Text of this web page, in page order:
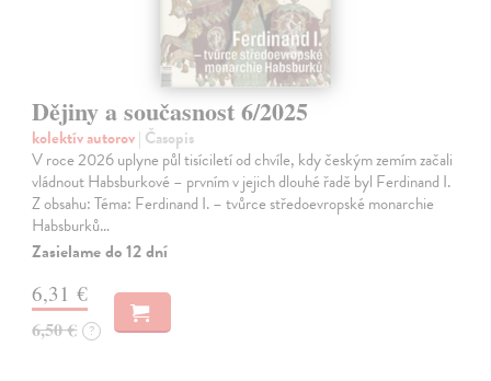
Dějiny a současnost 6/2025
kolektív autorov| Časopis
V roce 2026 uplyne půl tisíciletí od chvíle, kdy českým zemím začali
vládnout Habsburkové – prvním v jejich dlouhé řadě byl Ferdinand I.
Z obsahu: Téma: Ferdinand I. – tvůrce středoevropské monarchie
Habsburků…
Zasielame do 12 dní
6,31 €
6,50 € ?